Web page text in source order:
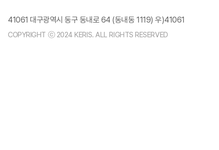
41061 대구광역시 동구 동내로 64 (동내동 1119) 우)41061
COPYRIGHT ⓒ 2024 KERIS. ALL RIGHTS RESERVED